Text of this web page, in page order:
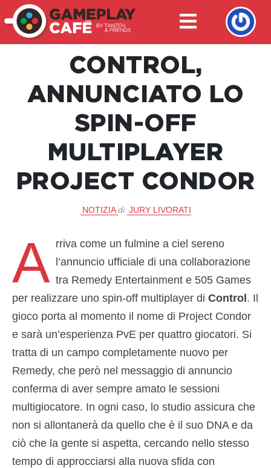
CONTROL,
ANNUNCIATO LO
SPIN-OFF
MULTIPLAYER
PROJECT CONDOR
NOTIZIA di JURY LIVORATI
A rriva come un fulmine a ciel sereno
l’annuncio ufficiale di una collaborazione
tra Remedy Entertainment e 505 Games
per realizzare uno spin-off multiplayer di Control . Il
gioco porta al momento il nome di Project Condor
e sarà un’esperienza PvE per quattro giocatori. Si
tratta di un campo completamente nuovo per
Remedy, che però nel messaggio di annuncio
conferma di aver sempre amato le sessioni
multigiocatore. In ogni caso, lo studio assicura che
non si allontanerà da quello che è il suo DNA e da
ciò che la gente si aspetta, cercando nello stesso
tempo di approcciarsi alla nuova sfida con